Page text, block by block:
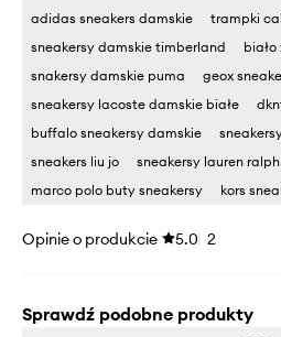
adidas sneakers damskie
trampki
sneakersy damskie timberland
biało
snakersy damskie puma
geox
sneakersy lacoste damskie białe
buffalo sneakersy damskie
sneakers liu jo
sneakersy lauren
marco polo buty sneakersy
kors
Opinie o produkcie 5.0 2
Sprawdź podobne produkty